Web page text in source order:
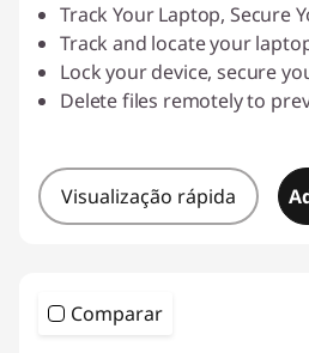
Track Your Laptop, Secure
Track and locate your
Lock your device, secure
Delete files remotely to
Visualização rápida
Comparar